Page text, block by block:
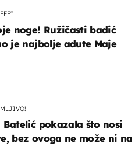
noge! Ružičasti badić
je najbolje adute Maje
Batelić pokazala što nosi
bez ovoga ne može ni na